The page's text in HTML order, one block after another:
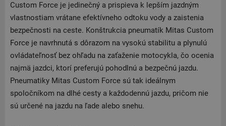
Custom Force je jedinečný a prispieva k lepším jazdným
vlastnostiam vrátane efektívneho odtoku vody a zaistenia
bezpečnosti na ceste. Konštrukcia pneumatík Mitas Custom
Force je navrhnutá s dôrazom na vysokú stabilitu a plynulú
ovládateľnosť bez ohľadu na zaťaženie motocykla, čo ocenia
najmä jazdci, ktorí preferujú pohodlnú a bezpečnú jazdu.
Pneumatiky Mitas Custom Force sú tak ideálnym
spoločníkom na dlhé cesty a každodennú jazdu, pričom nie
sú určené na jazdu na ľade alebo snehu.